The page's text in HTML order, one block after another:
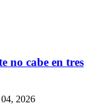
no cabe en tres
2026